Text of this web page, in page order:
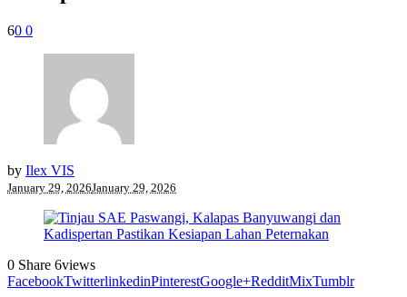
60 0
by Ilex VIS
January 29, 2026January 29, 2026
0 Share 6views
FacebookTwitterlinkedinPinterestGoogle+RedditMixTumblr